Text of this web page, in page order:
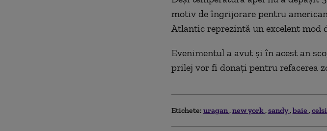
motiv de îngrijorare pentru
Atlantic reprezintă un excelent mod
Evenimentul a avut şi în acest an
prilej vor fi donaţi pentru refacerea
Etichete: uragan new york sandy baie